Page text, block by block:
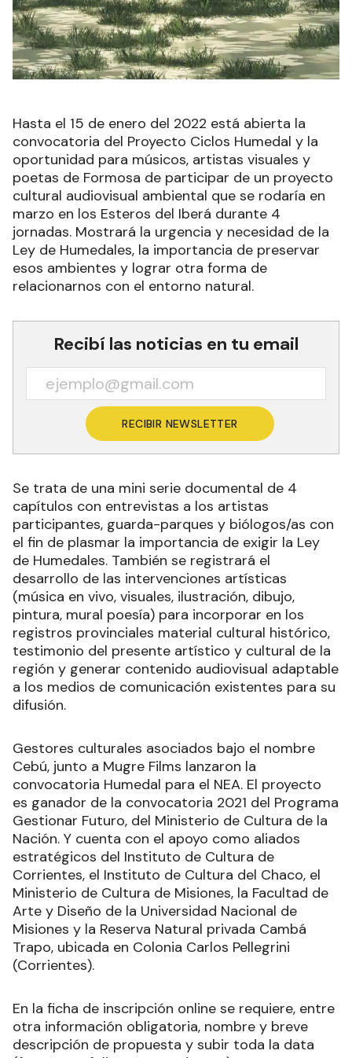
Hasta el 15 de enero del 2022 está abierta la
convocatoria del Proyecto Ciclos Humedal y la
oportunidad para músicos, artistas visuales y
poetas de Formosa de participar de un proyecto
cultural audiovisual ambiental que se rodaría en
marzo en los Esteros del Iberá durante 4
jornadas. Mostrará la urgencia y necesidad de la
Ley de Humedales, la importancia de preservar
esos ambientes y lograr otra forma de
relacionarnos con el entorno natural.
Recibí las noticias en tu email
RECIBIR NEWSLETTER
Se trata de una mini serie documental de 4
capítulos con entrevistas a los artistas
participantes, guarda-parques y biólogos/as con
el fin de plasmar la importancia de exigir la Ley
de Humedales. También se registrará el
desarrollo de las intervenciones artísticas
(música en vivo, visuales, ilustración, dibujo,
pintura, mural poesía) para incorporar en los
registros provinciales material cultural histórico,
testimonio del presente artístico y cultural de la
región y generar contenido audiovisual adaptable
a los medios de comunicación existentes para su
difusión.
Gestores culturales asociados bajo el nombre
Cebú, junto a Mugre Films lanzaron la
convocatoria Humedal para el NEA. El proyecto
es ganador de la convocatoria 2021 del Programa
Gestionar Futuro, del Ministerio de Cultura de la
Nación. Y cuenta con el apoyo como aliados
estratégicos del Instituto de Cultura de
Corrientes, el Instituto de Cultura del Chaco, el
Ministerio de Cultura de Misiones, la Facultad de
Arte y Diseño de la Universidad Nacional de
Misiones y la Reserva Natural privada Cambá
Trapo, ubicada en Colonia Carlos Pellegrini
(Corrientes).
En la ficha de inscripción online se requiere, entre
otra información obligatoria, nombre y breve
descripción de propuesta y subir toda la data